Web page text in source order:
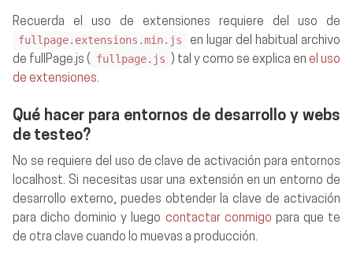
Recuerda el uso de extensiones requiere del uso de
fullpage.extensions.min.js
en lugar del habitual archivo
de fullPage.js ( fullpage.js ) tal y como se explica en el uso
de extensiones.
Qué hacer para entornos de desarrollo y webs
de testeo?
No se requiere del uso de clave de activación para entornos
localhost. Si necesitas usar una extensión en un entorno de
desarrollo externo, puedes obtender la clave de activación
para dicho dominio y luego contactar conmigo para que te
de otra clave cuando lo muevas a producción.